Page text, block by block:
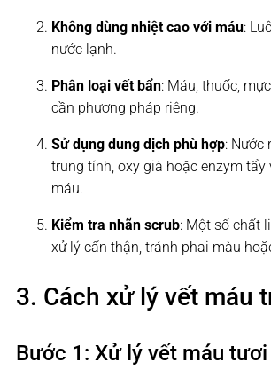
Không dùng nhiệt cao với máu:
nước lạnh.
Phân loại vết bẩn: Máu, thuốc,
cần phương pháp riêng.
Sử dụng dung dịch phù hợp: Nước
trung tính, oxy già hoặc enzym tẩy
máu.
Kiểm tra nhãn scrub: Một số chất
xử lý cẩn thận, tránh phai màu
3. Cách xử lý vết máu
Bước 1: Xử lý vết máu tươi